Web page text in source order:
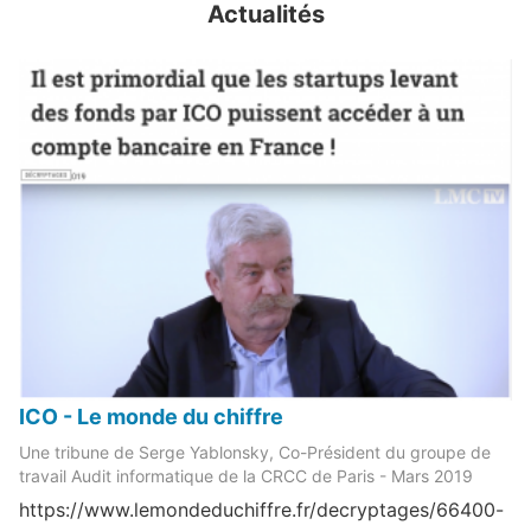
Actualités
ICO - Le monde du chiffre
Une tribune de Serge Yablonsky, Co-Président du groupe de
travail Audit informatique de la CRCC de Paris - Mars 2019
https://www.lemondeduchiffre.fr/decryptages/66400-